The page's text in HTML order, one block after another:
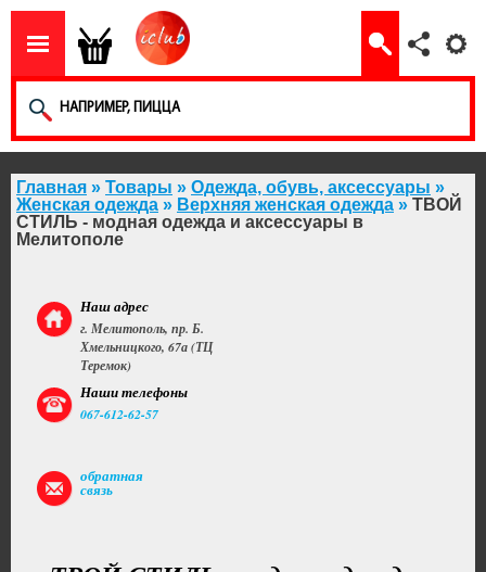
Главная » Товары » Одежда, обувь, аксессуары »
Женская одежда » Верхняя женская одежда » ТВОЙ
СТИЛЬ - модная одежда и аксессуары в
Мелитополе
Наш адрес
г. Мелитополь, пр. Б.
Хмельницкого, 67а (ТЦ
Теремок)
Наши телефоны
067-612-62-57
обратная
связь